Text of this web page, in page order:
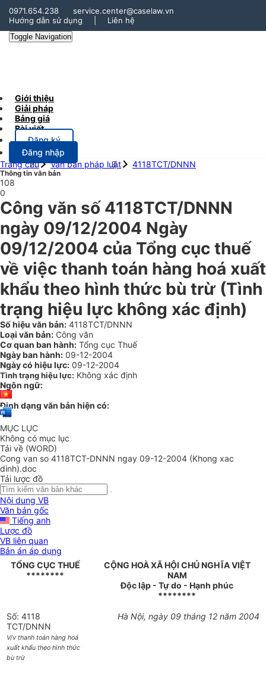
0971.654.238
service.center@caselaw.vn
Hướng dẫn sử dụng
Liên hệ
Toggle Navigation
Giới thiệu
Giải pháp
Bảng giá
Bài viết
Đăng ký
Đăng nhập
Trang chủ
Văn bản pháp luật 4118TCT/DNNN
Thông tin văn bản
108
0
Công văn số 4118TCT/DNNN
ngày 09/12/2004 Ngày
09/12/2004 của Tổng cục thuế
về việc thanh toán hàng hoá xuất
khẩu theo hình thức bù trừ (Tình
trạng hiệu lực không xác định)
Số hiệu văn bản: 4118TCT/DNNN
Loại văn bản: Công văn
Cơ quan ban hành: Tổng cục Thuế
Ngày ban hành: 09-12-2004
Ngày có hiệu lực: 09-12-2004
Tình trạng hiệu lực: Không xác định
Ngôn ngữ:
Định dạng văn bản hiện có:
MỤC LỤC
Không có mục lục
Tải về (WORD)
Cong van so 4118TCT-DNNN ngay 09-12-2004 (Khong xac
dinh).doc
Tải lược đồ
Nội dung VB
Văn bản gốc
Tiếng anh
Lược đồ
VB liên quan
Bản án áp dụng
TỔNG CỤC THUẾ
********
CỘNG HOÀ XÃ HỘI CHỦ NGHĨA VIỆT
NAM
Độc lập - Tự do - Hạnh phúc
********
Số: 4118
TCT/DNNN
V/v thanh toán hàng hoá
xuất khẩu theo hình thức
bù trừ
Hà Nội, ngày 09 tháng 12 năm 2004